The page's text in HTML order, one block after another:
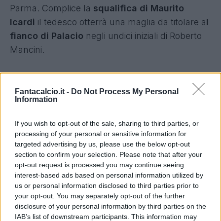
Fantacalcio.it - Do Not Process My Personal
Information
If you wish to opt-out of the sale, sharing to third parties, or
processing of your personal or sensitive information for
targeted advertising by us, please use the below opt-out
section to confirm your selection. Please note that after your
opt-out request is processed you may continue seeing
interest-based ads based on personal information utilized by
us or personal information disclosed to third parties prior to
your opt-out. You may separately opt-out of the further
disclosure of your personal information by third parties on the
IAB’s list of downstream participants. This information may
Parma. Complice la squalifica di Maurito
Icardi il tedesco otterrà una maglia da titolare al
fianco di Palacio negli undici iniziali di Roberto
Mancini.
l'ex Arsenal tornerà domani al lavoro coi
compagni dop aver ottenuto un permesso per la
giornata di oggi.
Si sono allenati invece
Kovacic, solo corsa per lui,Medel e Brozovic
Il primo dovrebbe accomodarsi in panchina, gli
altri due sarannoin campo dal primo minuto al
fianco di Guarinnel centrocampo berazzurro.
In difesa è squalificato Vidic, ma torna
Davide Santon che con Ranocchia, Juan